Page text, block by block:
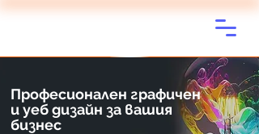
Професионален графичен
и уеб дизайн за вашия
бизнес